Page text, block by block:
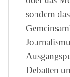
sondern
Debatten